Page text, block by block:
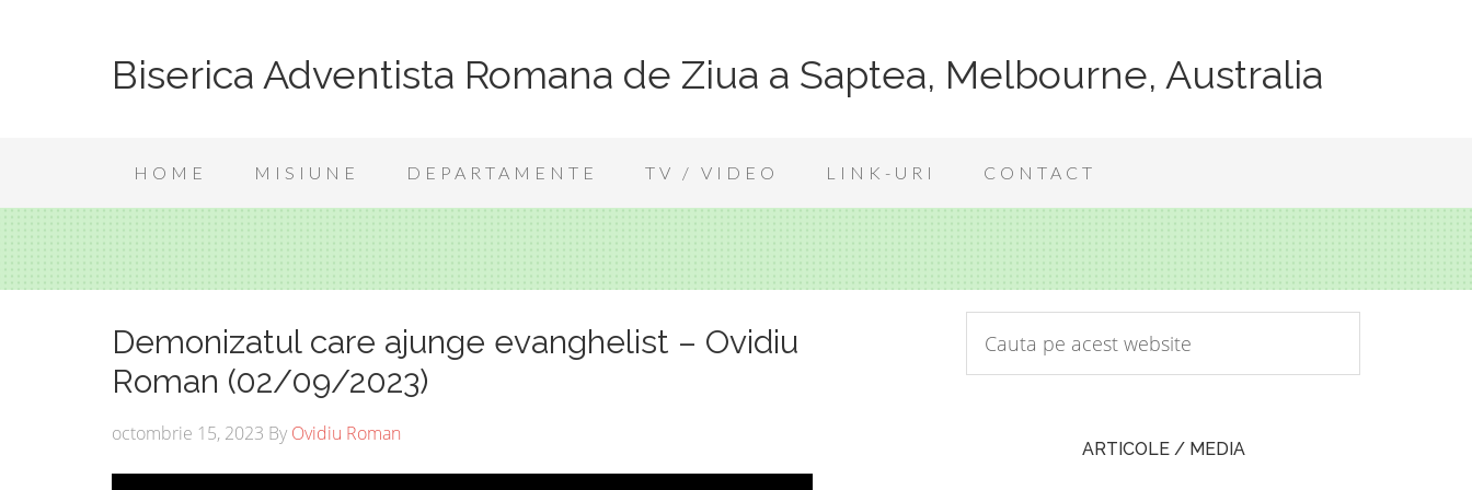
Biserica Adventista Romana de Ziua a Saptea, Melbourne, Australia
HOME MISIUNE DEPARTAMENTE TV / VIDEO LINK-URI CONTACT
Demonizatul care ajunge evanghelist – Ovidiu
Roman (02/09/2023)
octombrie 15, 2023 By Ovidiu Roman
ARTICOLE / MEDIA